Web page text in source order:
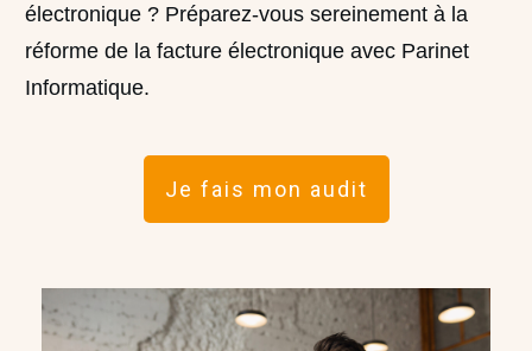
électronique ? Préparez-vous sereinement à la
réforme de la facture électronique avec Parinet
Informatique.
Je fais mon audit